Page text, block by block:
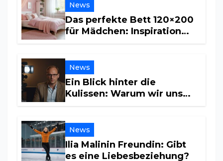
News
Das perfekte Bett 120×200
für Mädchen: Inspiration
News
Ein Blick hinter die
Kulissen: Warum wir uns
News
Ilia Malinin Freundin: Gibt
es eine Liebesbeziehung?